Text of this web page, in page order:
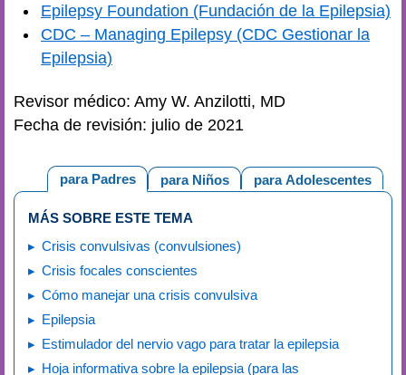
Epilepsy Foundation (Fundación de la Epilepsia)
CDC – Managing Epilepsy (CDC Gestionar la
Epilepsia)
Revisor médico: Amy W. Anzilotti, MD
Fecha de revisión: julio de 2021
para Adolescentes
para Niños
para Padres
MÁS SOBRE ESTE TEMA
Crisis convulsivas (convulsiones)
Crisis focales conscientes
Cómo manejar una crisis convulsiva
Epilepsia
Estimulador del nervio vago para tratar la epilepsia
Hoja informativa sobre la epilepsia (para las